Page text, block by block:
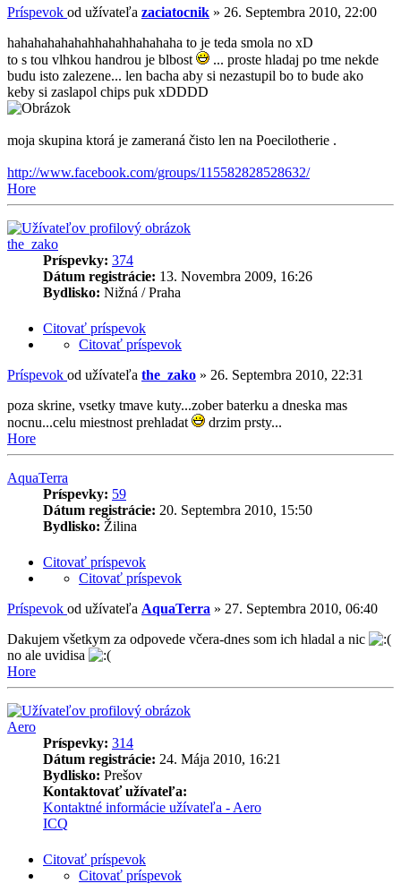
Príspevok od užívateľa zaciatocnik » 26. Septembra 2010, 22:00
hahahahahahahhahahhahahaha to je teda smola no xD
to s tou vlhkou handrou je blbost
... proste hladaj po tme nekde
budu isto zalezene... len bacha aby si nezastupil bo to bude ako
keby si zaslapol chips puk xDDDD
moja skupina ktorá je zameraná čisto len na Poecilotherie .
http://www.facebook.com/groups/115582828528632/
Hore
the_zako
Príspevky: 374
Dátum registrácie: 13. Novembra 2009, 16:26
Bydlisko: Nižná / Praha
Citovať príspevok
Citovať príspevok
Príspevok od užívateľa the_zako » 26. Septembra 2010, 22:31
poza skrine, vsetky tmave kuty...zober baterku a dneska mas
nocnu...celu miestnost prehladat
drzim prsty...
Hore
AquaTerra
Príspevky: 59
Dátum registrácie: 20. Septembra 2010, 15:50
Bydlisko: Žilina
Citovať príspevok
Citovať príspevok
Príspevok od užívateľa AquaTerra » 27. Septembra 2010, 06:40
Dakujem všetkym za odpovede včera-dnes som ich hladal a nic
no ale uvidisa
Hore
Aero
Príspevky: 314
Dátum registrácie: 24. Mája 2010, 16:21
Bydlisko: Prešov
Kontaktovať užívateľa:
Kontaktné informácie užívateľa - Aero
ICQ
Citovať príspevok
Citovať príspevok